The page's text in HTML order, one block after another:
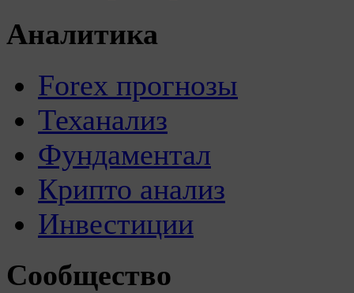
Аналитика
Forex прогнозы
Теханализ
Фундаментал
Крипто анализ
Инвестиции
Сообщество